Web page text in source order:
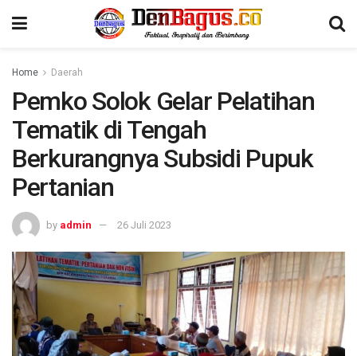
Home Daerah
Pemko Solok Gelar Pelatihan
Tematik di Tengah
Berkurangnya Subsidi Pupuk
Pertanian
by admin 26 Juli 2023